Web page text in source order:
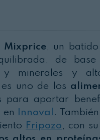
Mixprice, un batido
de
y minerales y
uno de los
para aportar
en Innoval .
Fripozo , con